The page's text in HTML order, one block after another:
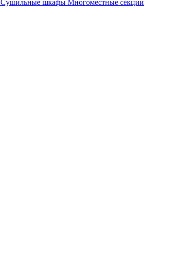
Cушильные шкафы Многоместные секции